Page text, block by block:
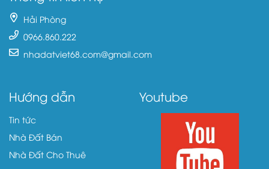
Hải Phòng
0966.860.222
nhadatviet68.com@gmail.com
Hướng dẫn
Tin tức
Nhà Đất Bán
Nhà Đất Cho Thuê
Youtube